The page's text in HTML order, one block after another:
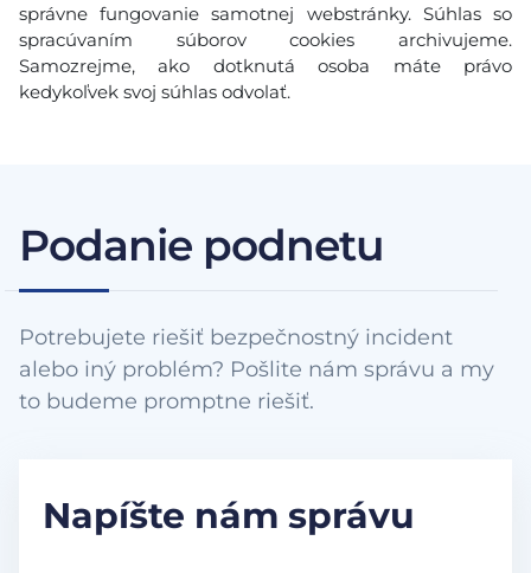
správne fungovanie samotnej webstránky. Súhlas so
spracúvaním súborov cookies archivujeme.
Samozrejme, ako dotknutá osoba máte právo
kedykoľvek svoj súhlas odvolať.
Podanie podnetu
Potrebujete riešiť bezpečnostný incident
alebo iný problém? Pošlite nám správu a my
to budeme promptne riešiť.
Napíšte nám správu